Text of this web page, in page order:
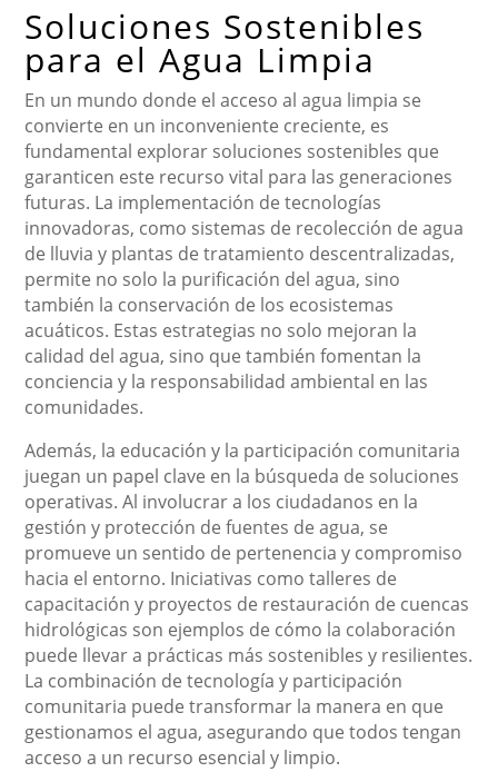
Soluciones Sostenibles
para el Agua Limpia
En un mundo donde el acceso al agua limpia se
convierte en un inconveniente creciente, es
fundamental explorar soluciones sostenibles que
garanticen este recurso vital para las generaciones
futuras. La implementación de tecnologías
innovadoras, como sistemas de recolección de agua
de lluvia y plantas de tratamiento descentralizadas,
permite no solo la purificación del agua, sino
también la conservación de los ecosistemas
acuáticos. Estas estrategias no solo mejoran la
calidad del agua, sino que también fomentan la
conciencia y la responsabilidad ambiental en las
comunidades.
Además, la educación y la participación comunitaria
juegan un papel clave en la búsqueda de soluciones
operativas. Al involucrar a los ciudadanos en la
gestión y protección de fuentes de agua, se
promueve un sentido de pertenencia y compromiso
hacia el entorno. Iniciativas como talleres de
capacitación y proyectos de restauración de cuencas
hidrológicas son ejemplos de cómo la colaboración
puede llevar a prácticas más sostenibles y resilientes.
La combinación de tecnología y participación
comunitaria puede transformar la manera en que
gestionamos el agua, asegurando que todos tengan
acceso a un recurso esencial y limpio.